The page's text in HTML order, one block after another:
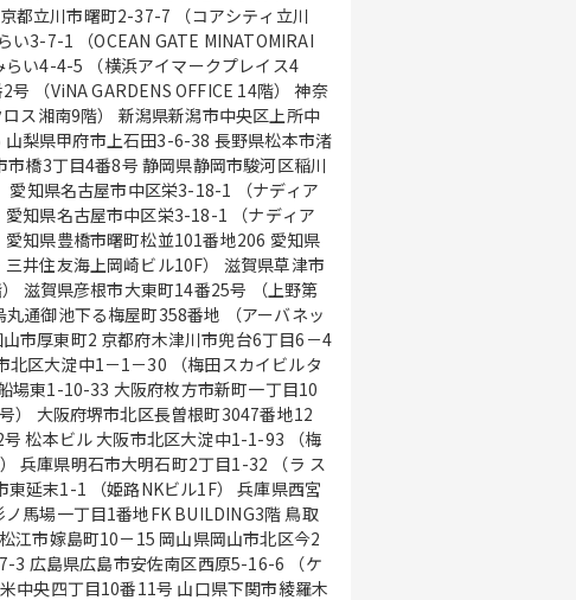
都立川市曙町2-37-7 （コアシティ立川
い3-7-1 （OCEAN GATE MINATOMIRAI
い4-4-5 （横浜アイマークプレイス4
（ViNA GARDENS OFFICE 14階） 神奈
ス湘南9階） 新潟県新潟市中央区上所中
梨県甲府市上石田3-6-38 長野県松本市渚
橋3丁目4番8号 静岡県静岡市駿河区稲川
愛知県名古屋市中区栄3-18-1 （ナディア
知県名古屋市中区栄3-18-1 （ナディア
知県豊橋市曙町松並101番地206 愛知県
井住友海上岡崎ビル10F） 滋賀県草津市
滋賀県彦根市大東町14番25号 （上野第
通御池下る梅屋町358番地 （アーバネッ
市厚東町2 京都府木津川市兜台6丁目6－4
北区大淀中1－1－30 （梅田スカイビルタ
場東1-10-33 大阪府枚方市新町一丁目10
） 大阪府堺市北区長曽根町3047番地12
松本ビル 大阪市北区大淀中1-1-93 （梅
兵庫県明石市大明石町2丁目1-32 （ラ ス
延末1-1 （姫路NKビル1F） 兵庫県西宮
馬場一丁目1番地FK BUILDING3階 鳥取
江市嫁島町10－15 岡山県岡山市北区今2
3 広島県広島市安佐南区西原5-16-6 （ケ
中央四丁目10番11号 山口県下関市綾羅木